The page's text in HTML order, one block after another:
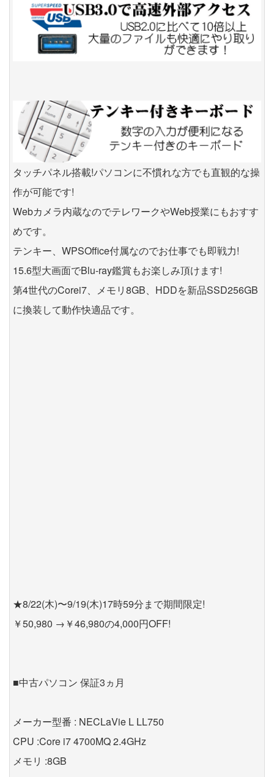
タッチパネル搭載!パソコンに不慣れな方でも直観的な操
作が可能です!
Webカメラ内蔵なのでテレワークやWeb授業にもおすす
めです。
テンキー、WPSOffice付属なのでお仕事でも即戦力!
15.6型大画面でBlu-ray鑑賞もお楽しみ頂けます!
第4世代のCorei7、メモリ8GB、HDDを新品SSD256GB
に換装して動作快適品です。
★8/22(木)〜9/19(木)17時59分まで期間限定!
￥50,980 →￥46,980の4,000円OFF!
■中古パソコン 保証3ヵ月
メーカー型番 : NECLaVie L LL750
CPU :Core i7 4700MQ 2.4GHz
メモリ :8GB